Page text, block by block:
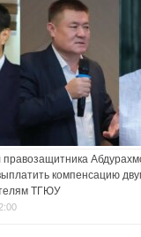
правозащитника
компенсацию
ТГЮУ